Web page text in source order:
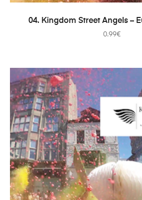
ADICIONAR
04. Kingdom Street Angels –
0.99€